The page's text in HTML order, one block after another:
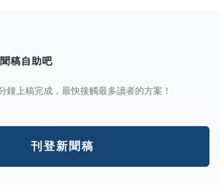
稿自助吧
鐘上稿完成，最快接觸最多讀者的方案！
刊登新聞稿